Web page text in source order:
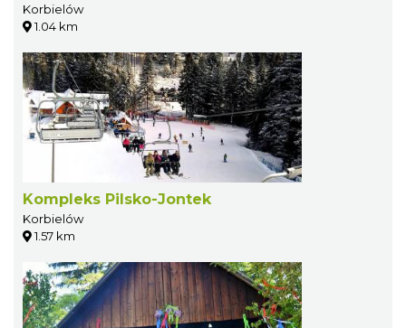
Korbielów
1.04 km
Kompleks Pilsko-Jontek
Korbielów
1.57 km